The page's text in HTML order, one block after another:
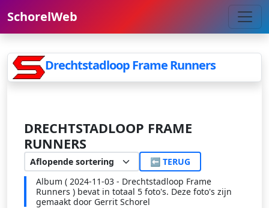
SchorelWeb
Drechtstadloop Frame Runners
DRECHTSTADLOOP FRAME
RUNNERS
⬅ TERUG
Album ( 2024-11-03 - Drechtstadloop Frame
Runners ) bevat in totaal 5 foto's. Deze foto's zijn
gemaakt door Gerrit Schorel